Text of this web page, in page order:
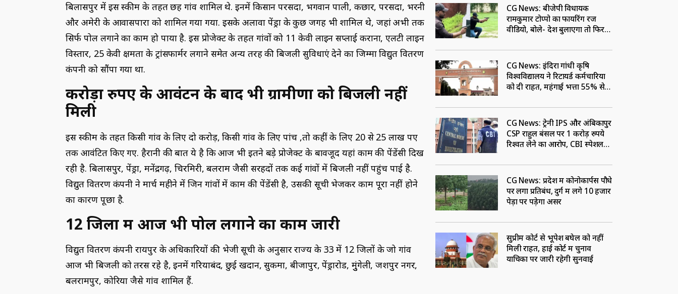
बिलासपुर में इस स्कीम के तहत छह गांव शामिल थे. इनमें किसान परसदा, भगवान पाली, कछार, परसदा, भरनी
और अमेरी के आवासपारा को शामिल गया गया. इसके अलावा पेंड्रा के कुछ जगह भी शामिल थे, जहां अभी तक
सिर्फ पोल लगाने का काम हो पाया है. इस प्रोजेक्ट के तहत गांवों को 11 केवी लाइन सप्लाई कराना, एलटी लाइन
विस्तार, 25 केवी क्षमता के ट्रांसफार्मर लगाने समेत अन्य तरह की बिजली सुविधाएं देने का जिम्मा विद्युत वितरण
कंपनी को सौंपा गया था.
करोड़ों रुपए के आवंटन के बाद भी ग्रामीणों को बिजली नहीं
मिली
इस स्कीम के तहत किसी गांव के लिए दो करोड़, किसी गांव के लिए पांच ,तो कहीं के लिए 20 से 25 लाख रुपए
तक आवंटित किए गए. हैरानी की बात ये है कि आज भी इतने बड़े प्रोजेक्ट के बावजूद यहां काम की पेंडेंसी दिख
रही है. बिलासपुर, पेंड्रा, मनेंद्रगढ़, चिरमिरी, बलराम जैसी सरहदों तक कई गांवों में बिजली नहीं पहुंच पाई है.
विद्युत वितरण कंपनी ने मार्च महीने में जिन गांवों में काम की पेंडेंसी है, उसकी सूची भेजकर काम पूरा नहीं होने
का कारण पूछा है.
12 जिलों में आज भी पोल लगाने का काम जारी
विद्युत वितरण कंपनी रायपुर के अधिकारियों की भेजी सूची के अनुसार राज्य के 33 में 12 जिलों के जो गांव
आज भी बिजली को तरस रहे है, इनमें गरियाबंद, छुई खदान, सुकमा, बीजापुर, पेंड्रारोड, मुुंगेली, जशपुर नगर,
बलरामपुर, कोरिया जैसे गांव शामिल हैं.
CG News: बीजेपी विधायक
रामकुमार टोप्पो का फायरिंग रेंज
वीडियो, बोले- देश बुलाएगा तो फिर
CG News: इंदिरा गांधी कृषि
विश्वविद्यालय ने रिटायर्ड कर्मचारियों
को दी राहत, महंगाई भत्ता 55% से
CG News: ट्रेनी IPS और अंबिकापुर
CSP राहुल बंसल पर 1 करोड़ रुपये
रिश्वत लेने का आरोप, CBI स्पेशल
CG News: प्रदेश में कोनोकार्पस पौधे
पर लगा प्रतिबंध, दुर्ग में लगे 10 हजार
पेड़ों पर पड़ेगा असर
सुप्रीम कोर्ट से भूपेश बघेल को नहीं
मिली राहत, हाई कोर्ट में चुनाव
याचिका पर जारी रहेगी सुनवाई